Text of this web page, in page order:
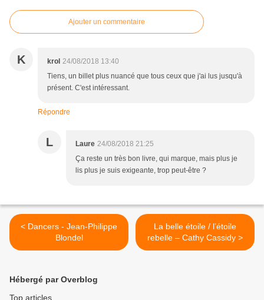
Ajouter un commentaire
K krol 24/08/2018 13:40
Tiens, un billet plus nuancé que tous ceux que j'ai lus jusqu'à
présent. C'est intéressant.
Répondre
L Laure 24/08/2018 21:25
Ça reste un très bon livre, qui marque, mais plus je
lis plus je suis exigeante, trop peut-être ?
< Dancers - Jean-Philippe
Blondel
La belle étoile / l’étoile
rebelle – Cathy Cassidy >
Hébergé par Overblog
Top articles